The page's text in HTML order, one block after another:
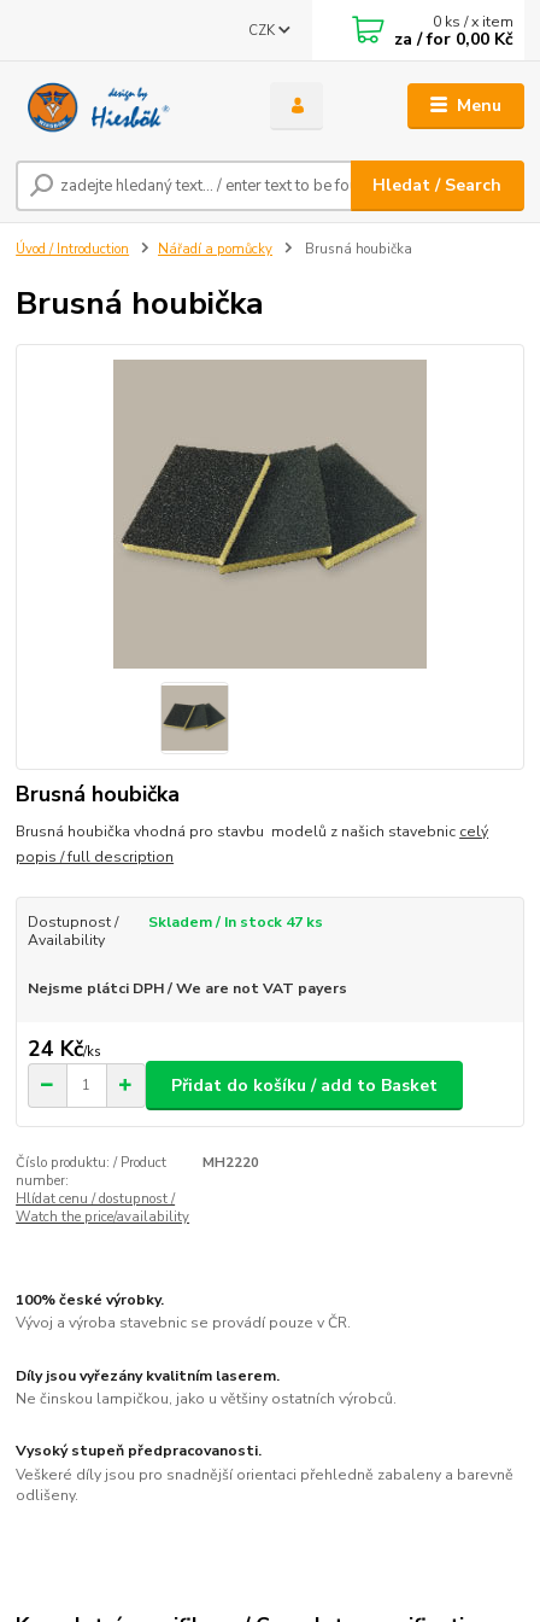
Menu
CZK
Hledat / Search
0 ks / x item
za / for 0,00 Kč
Úvod / Introduction Nářadí a pomůcky Brusná houbička
Brusná houbička
Brusná houbička
Brusná houbička vhodná pro stavbu modelů z našich stavebnic celý
popis / full description
Dostupnost /
Availability
Skladem / In stock 47 ks
Nejsme plátci DPH / We are not VAT payers
24 Kč/ks
Přidat do košíku / add to Basket
Číslo produktu: / Product
number:
MH2220
Hlídat cenu / dostupnost /
Watch the price/availability
100% české výrobky.
Vývoj a výroba stavebnic se provádí pouze v ČR.
Díly jsou vyřezány kvalitním laserem.
Ne činskou lampičkou, jako u většiny ostatních výrobců.
Vysoký stupeň předpracovanosti.
Veškeré díly jsou pro snadnější orientaci přehledně zabaleny a barevně
odlišeny.